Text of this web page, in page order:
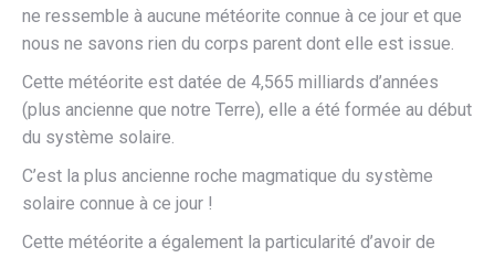
ne ressemble à aucune météorite connue à ce jour et que
nous ne savons rien du corps parent dont elle est issue.
Cette météorite est datée de 4,565 milliards d’années
(plus ancienne que notre Terre), elle a été formée au début
du système solaire.
C’est la plus ancienne roche magmatique du système
solaire connue à ce jour !
Cette météorite a également la particularité d’avoir de